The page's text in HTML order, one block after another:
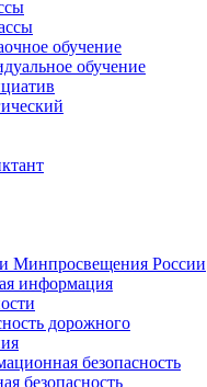
обучение
обучение
Минпросвещения России
информация
дорожного
безопасность
безопасность